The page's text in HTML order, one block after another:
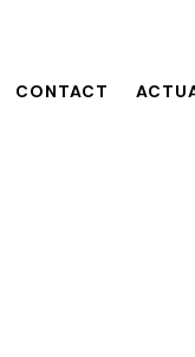
CONTACT